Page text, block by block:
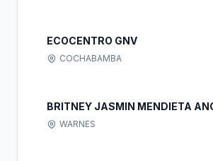
ECOCENTRO GNV
COCHABAMBA
BRITNEY JASMIN MENDIETA
WARNES